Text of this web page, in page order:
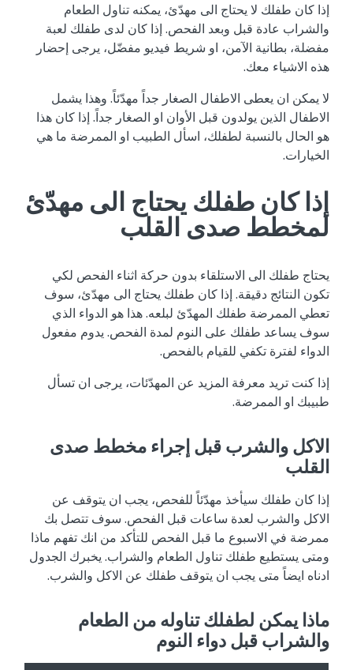
إذا كان طفلك لا يحتاج الى مهدّئ، يمكنه تناول الطعام
والشراب عادة قبل وبعد الفحص. إذا كان لدى طفلك لعبة
مفضلة، بطانية الآمن، او شريط فيديو مفضّل، يرجى إحضار
هذه الاشياء معك.
لا يمكن ان يعطى الاطفال الصغار جداً مهدّئاً. وهذا يشمل
الاطفال الذين يولدون قبل الأوان او الصغار جداً. إذا كان هذا
هو الحال بالنسبة لطفلك، اسأل الطبيب او الممرضة ما هي
الخيارات.
إذا كان طفلك يحتاج الى مهدّئ
لمخطط صدى القلب
يحتاج طفلك الى الاستلقاء بدون حركة اثناء الفحص لكي
تكون النتائج دقيقة. إذا كان طفلك يحتاج الى مهدّئ، سوف
تعطي الممرضة طفلك المهدّئ لبلعه. هذا هو الدواء الذي
سوف يساعد طفلك على النوم لمدة الفحص. يدوم مفعول
الدواء لفترة تكفي للقيام بالفحص.
إذا كنت تريد معرفة المزيد عن المهدّئات، يرجى ان تسأل
طبيبك او الممرضة.
الاكل والشرب قبل إجراء مخطط صدى
القلب
إذا كان طفلك سيأخذ مهدّئاً للفحص، يجب ان يتوقف عن
الاكل والشرب لعدة ساعات قبل الفحص. سوف تتصل بك
ممرضة في الاسبوع ما قبل الفحص للتأكد من انك تفهم ماذا
ومتى يستطيع طفلك تناول الطعام والشراب. يخبرك الجدول
ادناه ايضاً متى يجب ان يتوقف طفلك عن الاكل والشرب.
ماذا يمكن لطفلك تناوله من الطعام
والشراب قبل دواء النوم